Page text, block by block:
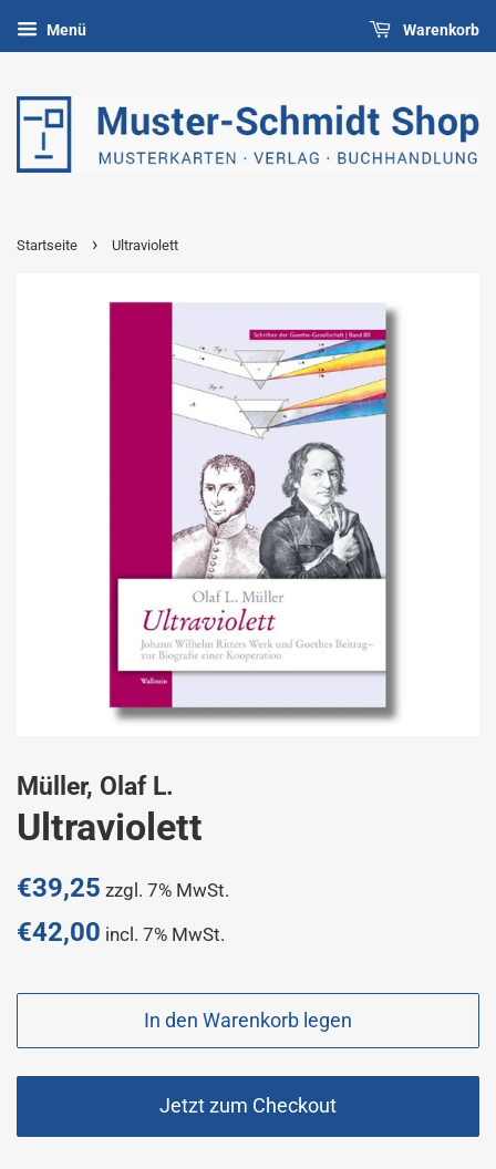
Menü Warenkorb
Startseite › Ultraviolett
Müller, Olaf L.
Ultraviolett
Normaler
€39,25 zzgl. 7% MwSt.
€42,00 incl. 7% MwSt.
In den Warenkorb legen
Jetzt zum Checkout